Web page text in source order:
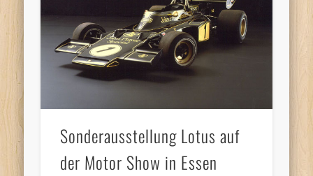
Sonderausstellung Lotus auf
der Motor Show in Essen